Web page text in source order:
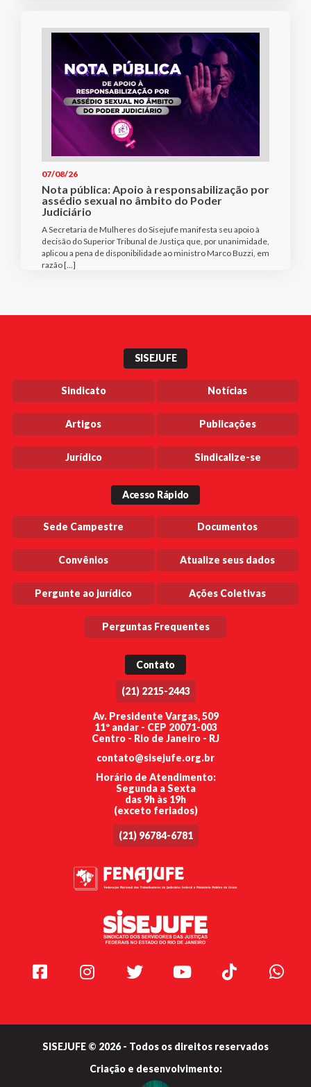
07/08/26
Nota pública: Apoio à responsabilização por
assédio sexual no âmbito do Poder
Judiciário
A Secretaria de Mulheres do Sisejufe manifesta seu apoio à
decisão do Superior Tribunal de Justiça que, por unanimidade,
aplicou a pena de disponibilidade ao ministro Marco Buzzi, em
razão […]
SISEJUFE
Sindicato Notícias
Artigos Publicações
Jurídico Sindicalize-se
Acesso Rápido
Sede Campestre Documentos
Convênios Atualize seus dados
Pergunte ao jurídico Ações Coletivas
Perguntas Frequentes
Contato
(21) 2215-2443
Av. Presidente Vargas, 509
11º andar - CEP 20071-003
Centro - Rio de Janeiro - RJ
contato@sisejufe.org.br
Horário de Atendimento:
Segunda a Sexta
das 9h às 19h
(exceto feriados)
(21) 96784-6781
Facebook Instagram Twitter Youtube TikTok
SISEJUFE © 2026 - Todos os direitos reservados
Criação e desenvolvimento: